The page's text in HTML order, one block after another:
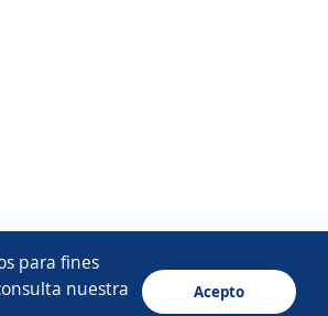
para fines
nuestra
Acepto